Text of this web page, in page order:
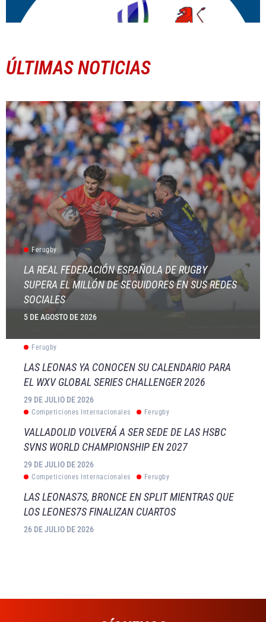
ÚLTIMAS NOTICIAS
Ferugby
LA REAL FEDERACIÓN ESPAÑOLA DE RUGBY
SUPERA EL MILLÓN DE SEGUIDORES EN SUS REDES
SOCIALES
5 DE AGOSTO DE 2026
Ferugby
LAS LEONAS YA CONOCEN SU CALENDARIO PARA
EL WXV GLOBAL SERIES CHALLENGER 2026
29 DE JULIO DE 2026
Competiciones Internacionales Ferugby
VALLADOLID VOLVERÁ A SER SEDE DE LAS HSBC
SVNS WORLD CHAMPIONSHIP EN 2027
29 DE JULIO DE 2026
Competiciones Internacionales Ferugby
LAS LEONAS7S, BRONCE EN SPLIT MIENTRAS QUE
LOS LEONES7S FINALIZAN CUARTOS
26 DE JULIO DE 2026